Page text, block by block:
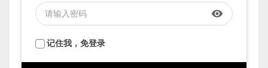
visibility
记住我，免登录